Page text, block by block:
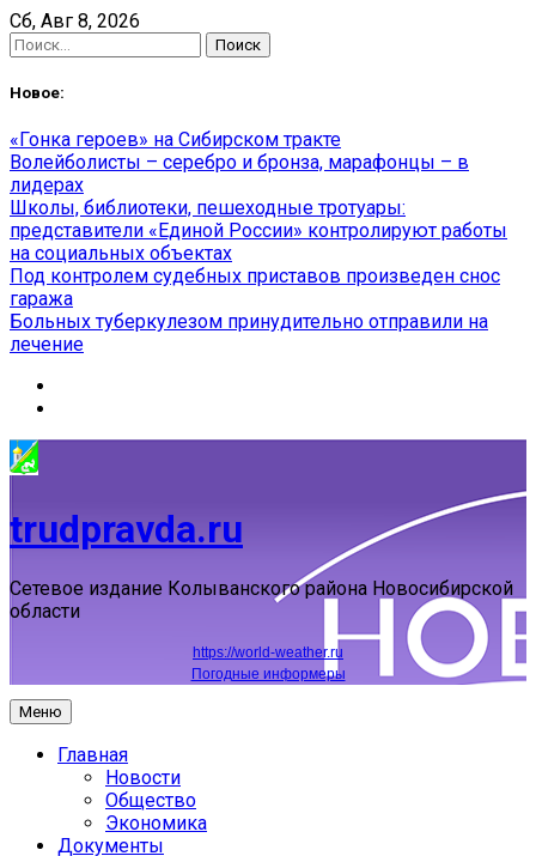
Skip
to
content
Сб, Авг 8, 2026
Найти:
Новое:
«Гонка героев» на Сибирском тракте
Волейболисты – серебро и бронза, марафонцы – в
лидерах
Школы, библиотеки, пешеходные тротуары:
представители «Единой России» контролируют работы
на социальных объектах
Под контролем судебных приставов произведен снос
гаража
Больных туберкулезом принудительно отправили на
лечение
trudpravda.ru
Сетевое издание Колыванского района Новосибирской
области
https://world-weather.ru
Погодные информеры
Меню
Главная
Новости
Общество
Экономика
Документы